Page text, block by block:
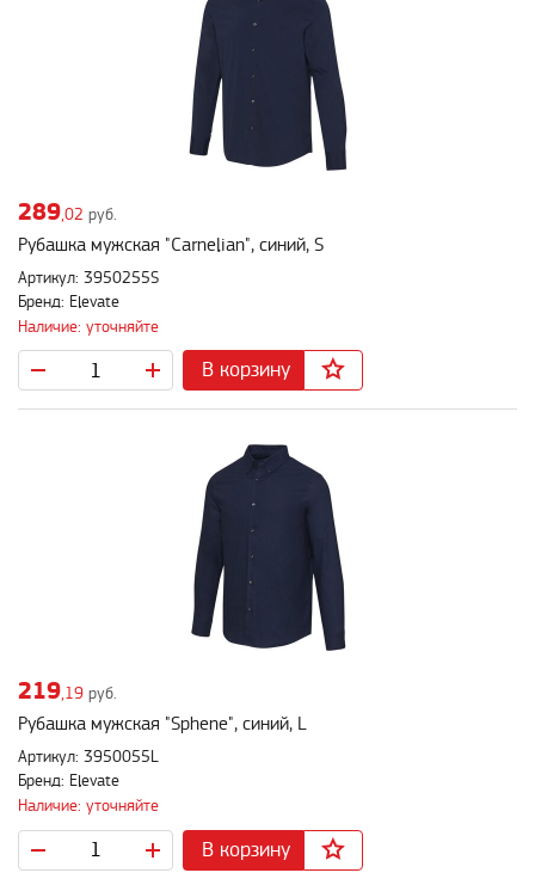
289 ,02 руб.
Рубашка мужская "Carnelian", синий, S
Артикул: 3950255S
Бренд: Elevate
Наличие: уточняйте
В корзину
219,19 руб.
Рубашка мужская "Sphene", синий, L
Артикул: 3950055L
Бренд: Elevate
Наличие: уточняйте
В корзину